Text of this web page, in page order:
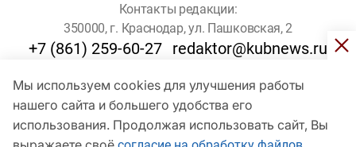
Мы используем cookies для улучшения работы
нашего сайта и большего удобства его
использования. Продолжая использовать сайт, Вы
Контакты редакции:
350000, г. Краснодар, ул. Пашковская, 2
+7 (861) 259-60-27 redaktor@kubnews.ru
Для пользователей старше 16 лет
© Кубанские Новости, 2017
Сетевое издание «kubnews» зарегистрировано Федеральной